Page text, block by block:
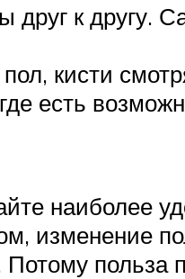
к другу.
кисти
есть
наиболее
изменение